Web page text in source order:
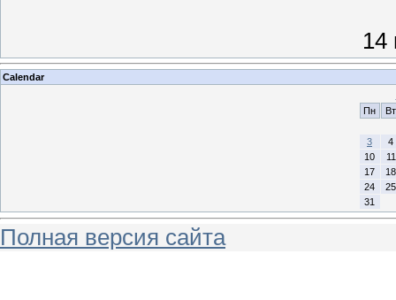
14
Calendar
Пн
Вт
3
4
10
11
17
18
24
25
31
Полная версия сайта